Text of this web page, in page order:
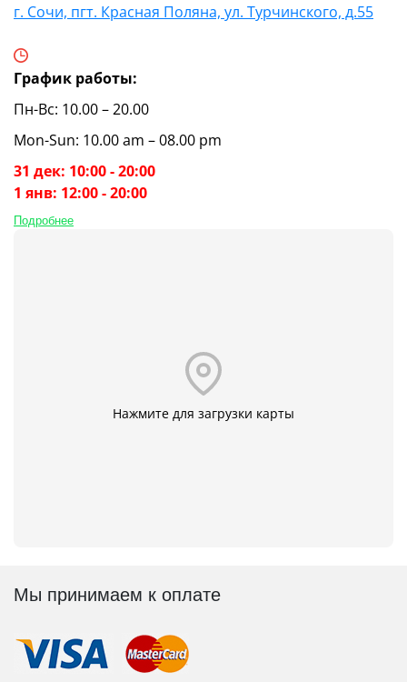
г. Сочи, пгт. Красная Поляна, ул. Турчинского, д.55
График работы:
Пн-Вс: 10.00 – 20.00
Mon-Sun: 10.00 am – 08.00 pm
31 дек: 10:00 - 20:00
1 янв: 12:00 - 20:00
Подробнее
Нажмите для загрузки карты
Мы принимаем к оплате